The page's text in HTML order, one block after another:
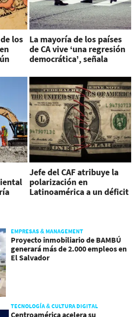
los
La mayoría de los países
de CA vive ‘una regresión
democrática’, señala
Jefe del CAF atribuye la
polarización en
Latinoamérica a un déficit
EMPRESAS & MANAGEMENT
Proyecto inmobiliario de BAMBÚ
generará más de 2.000 empleos en
El Salvador
TECNOLOGÍA & CULTURA DIGITAL
Centroamérica acelera su